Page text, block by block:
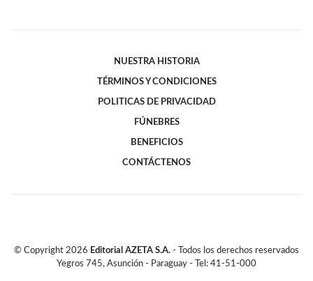
NUESTRA HISTORIA
TÉRMINOS Y CONDICIONES
POLITICAS DE PRIVACIDAD
FÚNEBRES
BENEFICIOS
CONTÁCTENOS
© Copyright 2026 Editorial AZETA S.A. - Todos los derechos reservados
Yegros 745, Asunción - Paraguay - Tel: 41-51-000